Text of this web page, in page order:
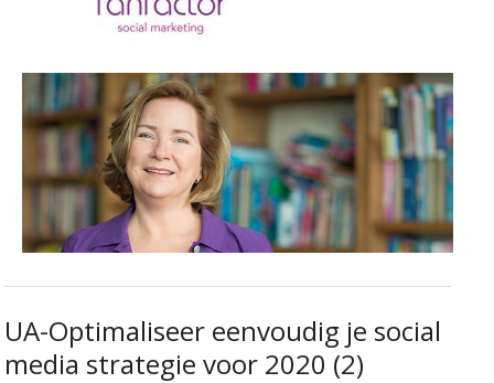
UA-Optimaliseer eenvoudig je social
media strategie voor 2020 (2)